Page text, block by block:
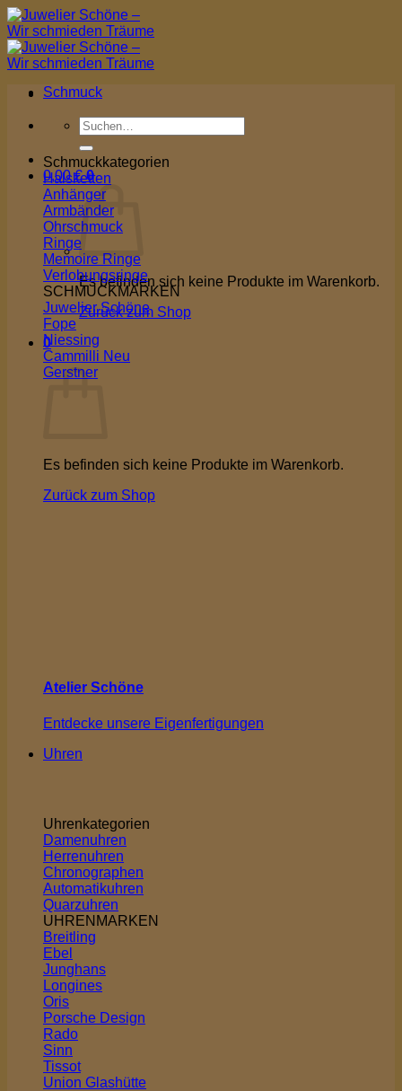
Zum
Inhalt
springen
Suchen
nach:
0,00€ 0
Es befinden sich keine Produkte im Warenkorb.
Zurück zum Shop
0
Warenkorb
Es befinden sich keine Produkte im Warenkorb.
Zurück zum Shop
Schmuck
Schmuckkategorien
Halsketten
Anhänger
Armbänder
Ohrschmuck
Ringe
Memoire Ringe
Verlobungsringe
SCHMUCKMARKEN
Juwelier Schöne
Fope
Niessing
Cammilli
Gerstner
Atelier Schöne
Entdecke unsere Eigenfertigungen
Uhren
Uhrenkategorien
Damenuhren
Herrenuhren
Chronographen
Automatikuhren
Quarzuhren
UHRENMARKEN
Breitling
Ebel
Junghans
Longines
Oris
Porsche Design
Rado
Sinn
Tissot
Union Glashütte